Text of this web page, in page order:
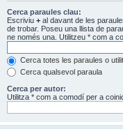
Cerca paraules clau:
Escriviu + al davant de les
de trobar. Poseu una llista de
ne només una. Utilitzeu * com a
Cerca totes les paraules o
Cerca qualsevol paraula
Cerca per autor:
Utilitza * com a comodí per a